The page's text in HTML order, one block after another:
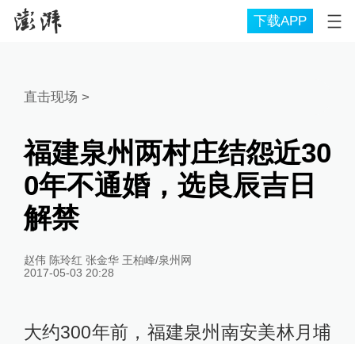
下载APP
直击现场 >
福建泉州两村庄结怨近30
0年不通婚，选良辰吉日
解禁
赵伟 陈玲红 张金华 王柏峰/泉州网
2017-05-03 20:28
大约300年前，福建泉州南安美林月埔